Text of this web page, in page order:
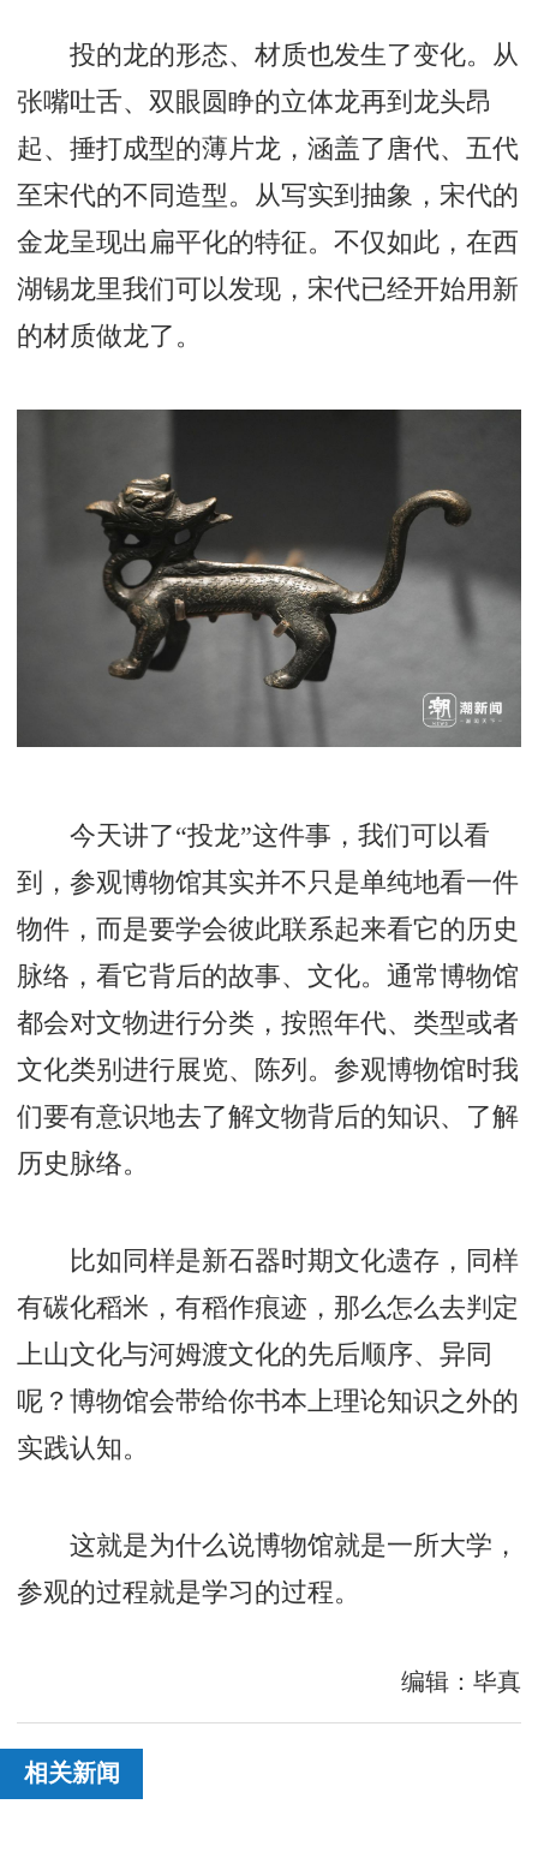
投的龙的形态、材质也发生了变化。从
张嘴吐舌、双眼圆睁的立体龙再到龙头昂
起、捶打成型的薄片龙，涵盖了唐代、五代
至宋代的不同造型。从写实到抽象，宋代的
金龙呈现出扁平化的特征。不仅如此，在西
湖锡龙里我们可以发现，宋代已经开始用新
的材质做龙了。
今天讲了“投龙”这件事，我们可以看
到，参观博物馆其实并不只是单纯地看一件
物件，而是要学会彼此联系起来看它的历史
脉络，看它背后的故事、文化。通常博物馆
都会对文物进行分类，按照年代、类型或者
文化类别进行展览、陈列。参观博物馆时我
们要有意识地去了解文物背后的知识、了解
历史脉络。
比如同样是新石器时期文化遗存，同样
有碳化稻米，有稻作痕迹，那么怎么去判定
上山文化与河姆渡文化的先后顺序、异同
呢？博物馆会带给你书本上理论知识之外的
实践认知。
这就是为什么说博物馆就是一所大学，
参观的过程就是学习的过程。
编辑：毕真
相关新闻